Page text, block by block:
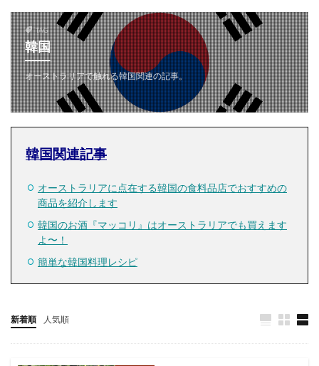
TAG
韓国
オーストラリアで触れる韓国関連の記事。
韓国関連記事
オーストラリアに点在する韓国の食料品店でおすすめの
商品を紹介します
韓国のお酒『マッコリ』はオーストラリアでも買えます
よ〜！
簡単な韓国料理レシピ
新着順 人気順